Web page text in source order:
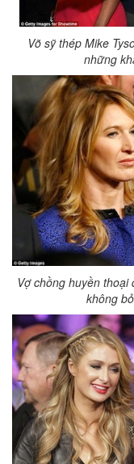
Võ sỹ thép Mike
những
Vợ chồng huyền
không